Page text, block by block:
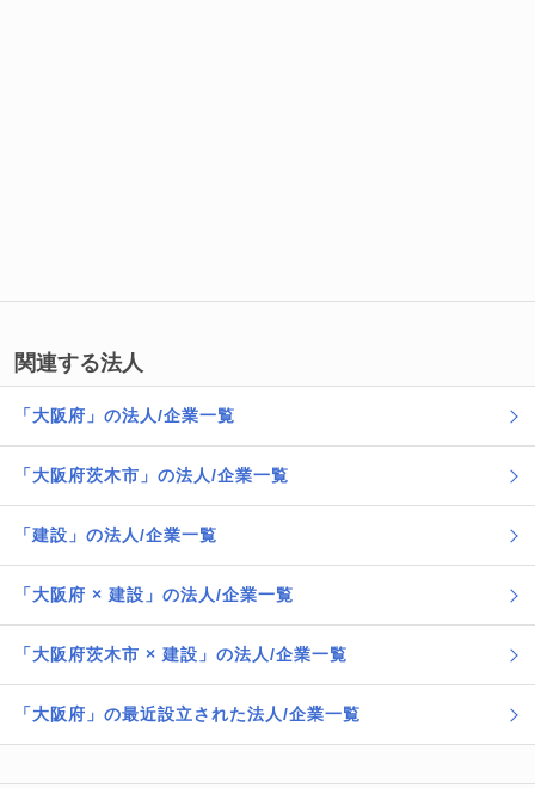
関連する法人
「大阪府」の法人/企業一覧
「大阪府茨木市」の法人/企業一覧
「建設」の法人/企業一覧
「大阪府 × 建設」の法人/企業一覧
「大阪府茨木市 × 建設」の法人/企業一覧
「大阪府」の最近設立された法人/企業一覧